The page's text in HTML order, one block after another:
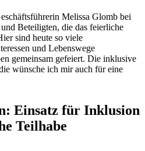
Melissa Glomb bei
Beteiligten, die das feierliche
sind heute so viele
und Lebenswege
gemeinsam gefeiert. Die inklusive
wünsche ich mir auch für eine
Einsatz für Inklusion
Teilhabe